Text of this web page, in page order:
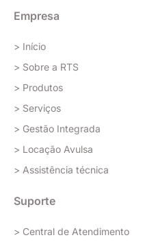
Empresa
> Início
> Sobre a RTS
> Produtos
> Serviços
> Gestão Integrada
> Locação Avulsa
> Assistência técnica
Suporte
> Central de Atendimento